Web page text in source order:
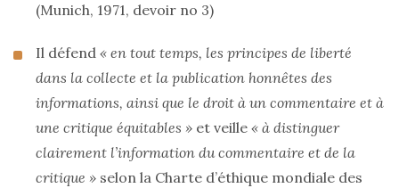
(Munich, 1971, devoir no 3)
Il défend « en tout temps, les principes de liberté
dans la collecte et la publication honnêtes des
informations, ainsi que le droit à un commentaire et à
une critique équitables » et veille « à distinguer
clairement l’information du commentaire et de la
critique » selon la Charte d’éthique mondiale des